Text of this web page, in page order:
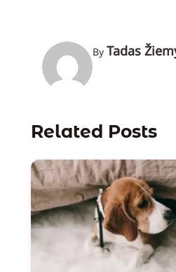
By Tadas
Related Posts